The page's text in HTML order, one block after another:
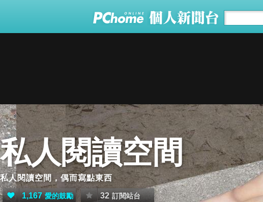
私人閱讀空間
私人閱讀空間，偶而寫點東西
1,167 愛的鼓勵 32 訂閱站台